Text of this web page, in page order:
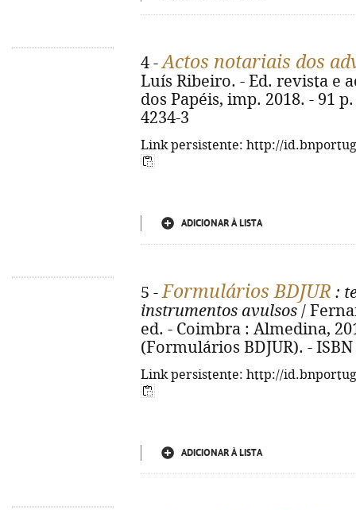
4 -Actos notariais dos
Luís Ribeiro. - Ed. revista e
dos Papéis, imp. 2018. - 91
4234-3
Link persistente: http://
ADICIONAR À LISTA
5 -Formulários BDJUR :
instrumentos avulsos /
ed. - Coimbra : Almedina,
(Formulários BDJUR). - ISBN
Link persistente: http://
ADICIONAR À LISTA